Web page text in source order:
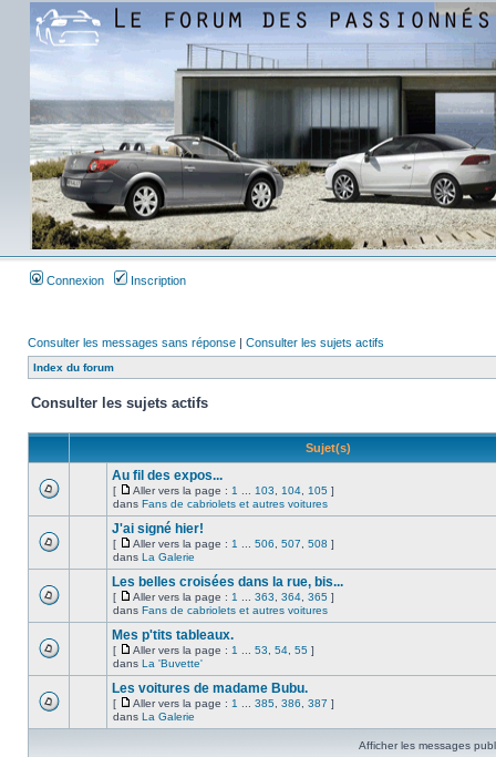
Connexion Inscription
Consulter les messages sans réponse | Consulter les sujets actifs
Index du forum
Consulter les sujets actifs
Sujet(s)
Au fil des expos...
[ Aller vers la page : 1 103 104 105 ]
dans Fans de cabriolets et autres voitures
J'ai signé hier!
[ Aller vers la page : 1 506 507 508 ]
dans La Galerie
Les belles croisées dans la rue, bis...
[ Aller vers la page : 1 363 364 365 ]
dans Fans de cabriolets et autres voitures
Mes p'tits tableaux.
[ Aller vers la page : 1 53 54 55 ]
dans La 'Buvette'
Les voitures de madame Bubu.
[ Aller vers la page : 1 385 386 387 ]
dans La Galerie
Afficher les messages